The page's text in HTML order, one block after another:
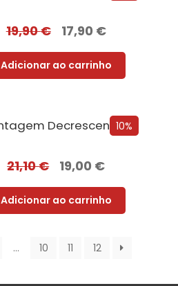
19,90€ 17,90 €
Adicionar ao carrinho
10%
Contagem Decrescente Para o Verão
21,10€ 19,00 €
Adicionar ao carrinho
… 10 11 12